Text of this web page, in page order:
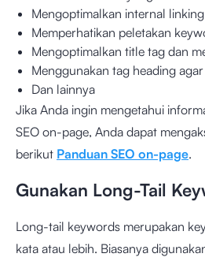
Mengoptimalkan internal linking
Memperhatikan peletakan
Mengoptimalkan title tag dan
Menggunakan tag heading
Dan lainnya
Jika Anda ingin mengetahui
SEO on-page, Anda dapat
berikut Panduan SEO on-page.
Gunakan Long-Tail
Long-tail keywords merupakan
kata atau lebih. Biasanya